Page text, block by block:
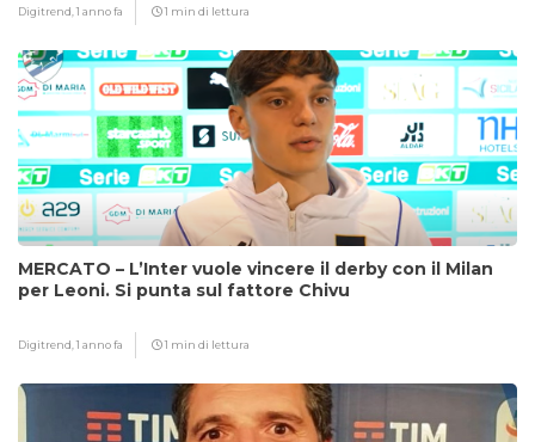
Digitrend,1 anno fa 1 min di lettura
MERCATO – L’Inter vuole vincere il derby con il Milan
per Leoni. Si punta sul fattore Chivu
Digitrend,1 anno fa 1 min di lettura